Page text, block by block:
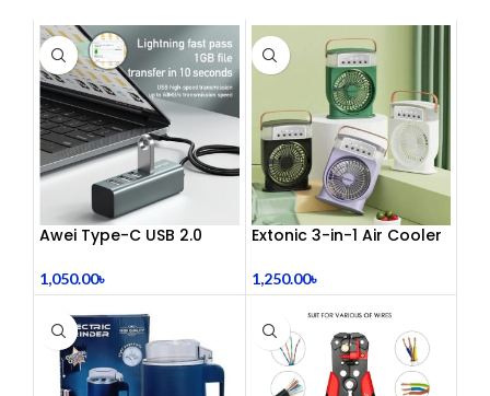
Awei Type-C USB 2.0
1,050.00৳
Extonic 3-in-1 Air Cooler
1,250.00৳